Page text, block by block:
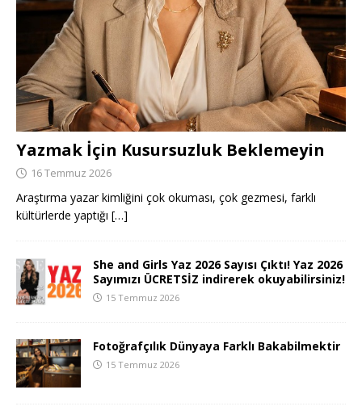
Yazmak İçin Kusursuzluk Beklemeyin
16 Temmuz 2026
Araştırma yazar kimliğini çok okuması, çok gezmesi, farklı
kültürlerde yaptığı […]
She and Girls Yaz 2026 Sayısı Çıktı! Yaz 2026
Sayımızı ÜCRETSİZ indirerek okuyabilirsiniz!
15 Temmuz 2026
Fotoğrafçılık Dünyaya Farklı Bakabilmektir
15 Temmuz 2026